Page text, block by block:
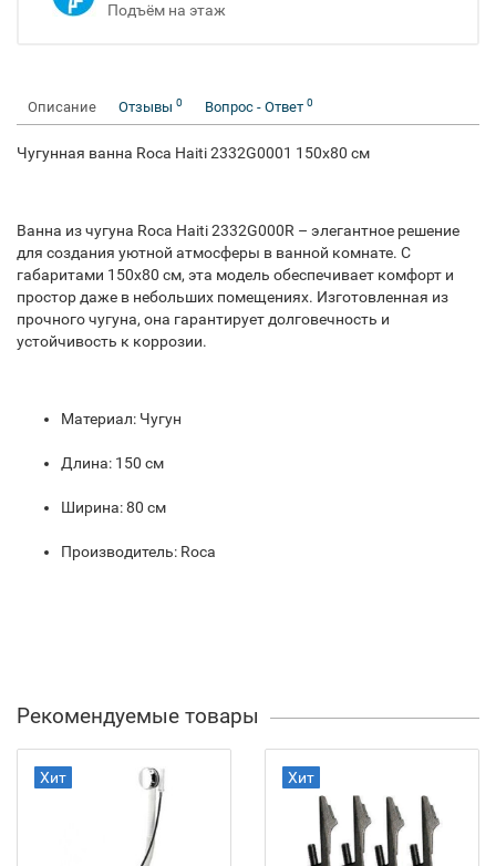
Подъём на этаж
Описание Отзывы 0 Вопрос - Ответ 0
Чугунная ванна Roca Haiti 2332G0001 150х80 см
Ванна из чугуна Roca Haiti 2332G000R – элегантное решение
для создания уютной атмосферы в ванной комнате. С
габаритами 150x80 см, эта модель обеспечивает комфорт и
простор даже в небольших помещениях. Изготовленная из
прочного чугуна, она гарантирует долговечность и
устойчивость к коррозии.
Материал: Чугун
Длина: 150 см
Ширина: 80 см
Производитель: Roca
Рекомендуемые товары
Хит Хит